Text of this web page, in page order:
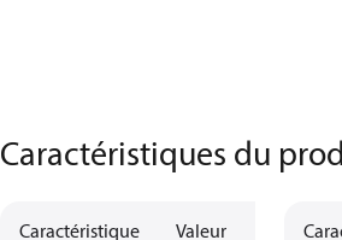
Caractéristiques du
Caractéristique Valeur